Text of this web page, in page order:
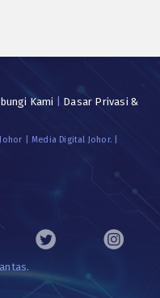
Kami
Dasar Privasi &
| Media Digital Johor. |